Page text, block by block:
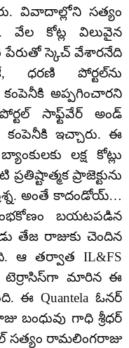
వివాదాల్లోని సత్యం
వేల కోట్ల విలువైన
పేరుతో స్కెచ్ వేశారనేది
ధరణి పోర్టల్‌ను
అప్పగించారని
సాఫ్ట్‌వేర్‌ అండ్‌
ఇచ్చారు. ఈ
లక్ష కోట్లు
ప్రాజెక్టును
అంతే కాదండోయ్…
బయటపడిన
తేజ రాజుకు చెందిన
ఆ తర్వాత IL&FS
టెర్రాసిస్‌గా మారిన ఈ
ఈ Quantela ఓనర్
బంధువు గాధి శ్రీధర్
సత్యం రామలింగరాజు